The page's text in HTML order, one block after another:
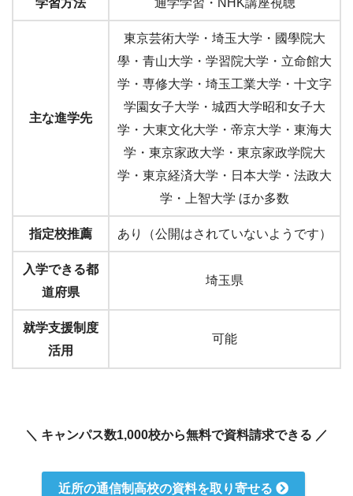
学習方法 通学学習・NHK講座視聴
主な進学先
東京芸術大学・埼玉大学・國學院大
學・青山大学・学習院大学・立命館大
学・専修大学・埼玉工業大学・十文字
学園女子大学・城西大学昭和女子大
学・大東文化大学・帝京大学・東海大
学・東京家政大学・東京家政学院大
学・東京経済大学・日本大学・法政大
学・上智大学 ほか多数
指定校推薦 あり（公開はされていないようです）
入学できる都
道府県
埼玉県
就学支援制度
活用
可能
＼ キャンパス数1,000校から無料で資料請求できる ／
近所の通信制高校の資料を取り寄せる